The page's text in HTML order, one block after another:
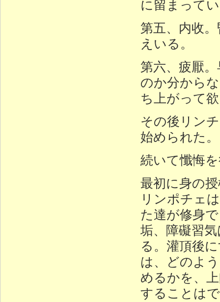
に留まって
第五、内收
えいる。
第六、疲厭
のか分から
ち上がって
その後リン
始められた。
続いて懺悔
最初に身の
リンポチェ
た達が修身
垢、障礙習
る。灌頂後
は、どのよ
めるかを、
することは